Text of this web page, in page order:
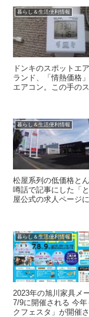
暮らし＆生活便利情報
ドンキのスポットエ
ランド、「情熱価格
エアコン。この手の
暮らし＆生活便利情報
松屋系列の低価格と
噂話で記事にした「
屋公式の求人ページ
暮らし＆生活便利情報
2023年の旭川家具メ
7/9に開催される 今
クフェスタ」が開催